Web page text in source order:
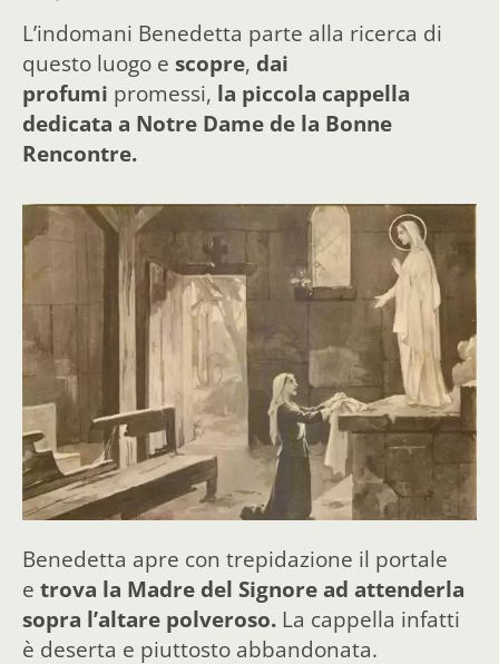
L’indomani Benedetta parte alla ricerca di
questo luogo e scopre, dai
profumi promessi, la piccola cappella
dedicata a Notre Dame de la Bonne
Rencontre.
Benedetta apre con trepidazione il portale
e trova la Madre del Signore ad attenderla
sopra l’altare polveroso. La cappella infatti
è deserta e piuttosto abbandonata.